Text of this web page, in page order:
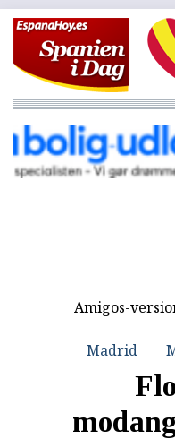
Amigos-
Madrid